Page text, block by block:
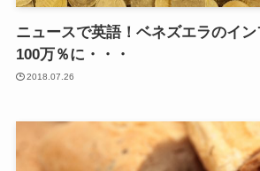
ニュースで英語！ベネズエラのイン
100万％に・・・
2018.07.26